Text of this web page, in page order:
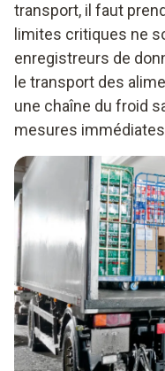
transport, il faut
limites critiques ne
enregistreurs de
le transport des
une chaîne du froid
mesures